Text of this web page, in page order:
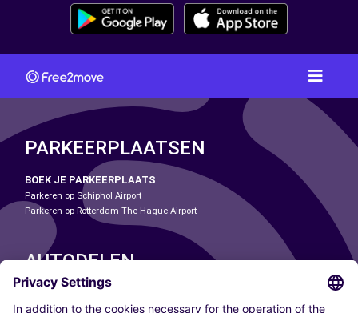
PARKEERPLAATSEN
BOEK JE PARKEERPLAATS
Parkeren op Schiphol Airport
Parkeren op Rotterdam The Hague Airport
AUTODELEN
ONZE STEDEN
Paris